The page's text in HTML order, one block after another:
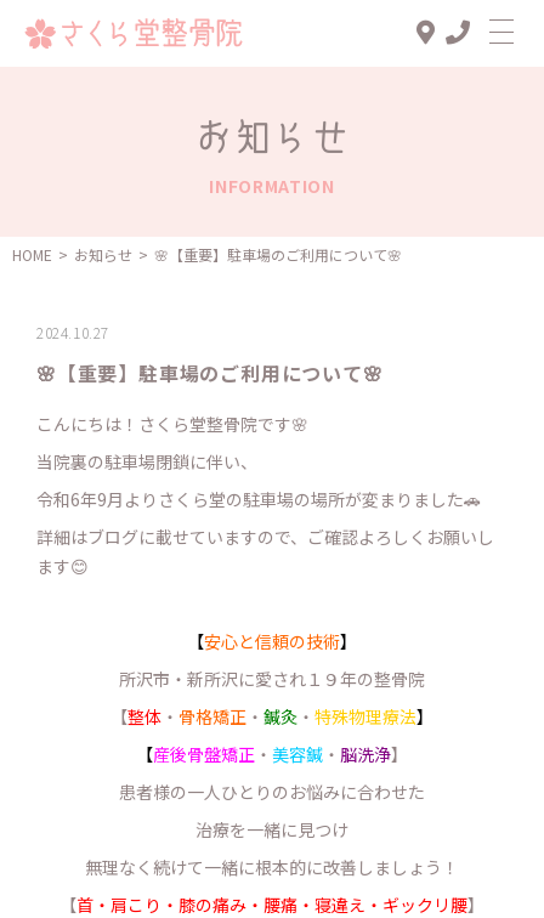
診療メニュー
スタッフ一覧
お知らせ
INFORMATION
HOME > お知らせ > 🌸【重要】駐車場のご利用について🌸
2024.10.27
🌸【重要】駐車場のご利用について🌸
こんにちは！さくら堂整骨院です🌸
当院裏の駐車場閉鎖に伴い、
令和6年9月よりさくら堂の駐車場の場所が変まりました🚗
詳細はブログに載せていますので、ご確認よろしくお願いし
ます😊
【安心と信頼の技術】
所沢市・新所沢に愛され１９年の整骨院
【整体 ・ 骨格矯正 ・ 鍼灸 ・ 特殊物理療法】
【産後骨盤矯正 ・ 美容鍼 ・ 脳洗浄】
患者様の一人ひとりのお悩みに合わせた
治療を一緒に見つけ
無理なく続けて一緒に根本的に改善しましょう！
【首・肩こり・膝の痛み・腰痛・寝違え・ギックリ腰】